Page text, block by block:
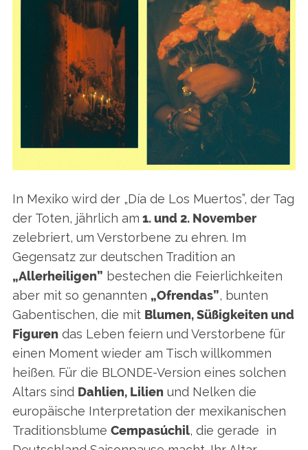
In Mexiko wird der „Día de Los Muertos”, der Tag
der Toten, jährlich am 1. und 2. November
zelebriert, um Verstorbene zu ehren. Im
Gegensatz zur deutschen Tradition an
„Allerheiligen” bestechen die Feierlichkeiten
aber mit so genannten „Ofrendas”, bunten
Gabentischen, die mit Blumen, Süßigkeiten und
Figuren das Leben feiern und Verstorbene für
einen Moment wieder am Tisch willkommen
heißen. Für die BLONDE-Version eines solchen
Altars sind Dahlien, Lilien und Nelken die
europäische Interpretation der mexikanischen
Traditionsblume Cempasúchil, die gerade in